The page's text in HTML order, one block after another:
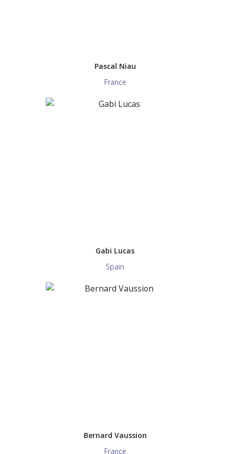
Pascal Niau
France
Gabi Lucas
Spain
Bernard Vaussion
France